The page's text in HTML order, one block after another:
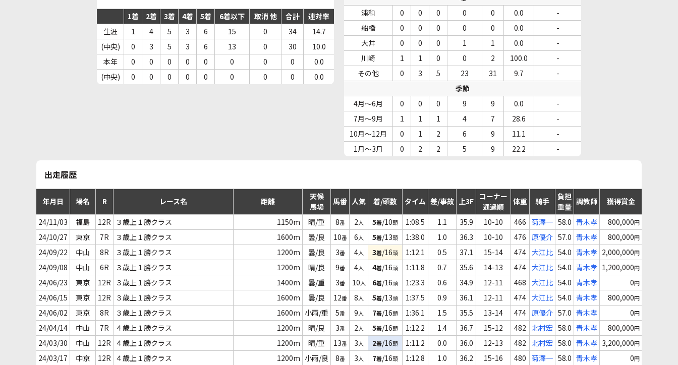
1着 2着 3着 4着 5着 6着以下 取消 他 合計
連対率
生涯
1 4 5 3 6 15 0 34
14.7
(中央)
0 3 5 3 6 13 0 30
10.0
本年
0 0 0 0 0 0 0 0
0.0
(中央)
0 0 0 0 0 0 0 0 0.0
浦和
0 0 0 0 0 0.0
-
船橋
0 0 0 0 0 0.0
-
大井
0 0 0 1 1 0.0
-
川崎
1 1 0 0 2 100.0
-
その他
0 3 5 23 31 9.7
-
季節
4月～6月
0 0 0 9 9 0.0
-
7月～9月
1 1 1 4 7 28.6
-
10月～12月
0 1 2 6 9 11.1
-
1月～3月
0 2 2 5 9 22.2 -
出走履歴
年月日 場名 R レース名 距離
天候
馬場
馬番 人気 着/頭数 タイム 差/事故 上3F コーナー
通過順
体重 騎手
負担
重量
調教師 獲得賞金
24/11/03 福島 12R ３歳上１勝クラス 1150m 晴/重 8番 2人 5着/10頭 1:08.5 1.1 35.9 10-10 466 菊澤一 58.0 青木孝 800,000円
24/10/27 東京 7R ３歳上１勝クラス 1600m 曇/良 10番 6人 5着/13頭 1:38.0 1.0 36.3 10-10 476 原優介 57.0 青木孝 800,000円
24/09/22 中山 8R ３歳上１勝クラス 1200m 曇/良 3番 4人 3着/16頭 1:12.1 0.5 37.1 15-14 474 大江比 54.0 青木孝 2,000,000円
24/09/08 中山 6R ３歳上１勝クラス 1200m 晴/良 9番 4人 4着/16頭 1:11.8 0.7 35.6 14-13 474 大江比 54.0 青木孝 1,200,000円
24/06/23 東京 12R ３歳上１勝クラス 1400m 曇/重 3番 10人 6着/16頭 1:23.3 0.6 34.9 12-11 468 大江比 54.0 青木孝 0円
24/06/15 東京 12R ３歳上１勝クラス 1600m 曇/良 12番 8人 5着/13頭 1:37.5 0.9 36.1 12-11 474 大江比 54.0 青木孝 800,000円
24/06/02 東京 8R ３歳上１勝クラス 1600m 小雨/重 5番 9人 7着/16頭 1:36.1 1.5 35.5 13-14 474 原優介 57.0 青木孝 0円
24/04/14 中山 7R ４歳上１勝クラス 1200m 晴/良 3番 2人 5着/16頭 1:12.2 1.4 36.7 15-12 482 北村宏 58.0 青木孝 800,000円
24/03/30 中山 12R ４歳上１勝クラス 1200m 晴/重 13番 3人 2着/16頭 1:11.2 0.0 36.0 12-13 482 北村宏 58.0 青木孝 3,200,000円
24/03/17 中京 12R ４歳上１勝クラス 1200m 小雨/良 8番 3人 7着/16頭 1:12.8 1.0 36.2 15-16 480 菊澤一 58.0 青木孝 0円